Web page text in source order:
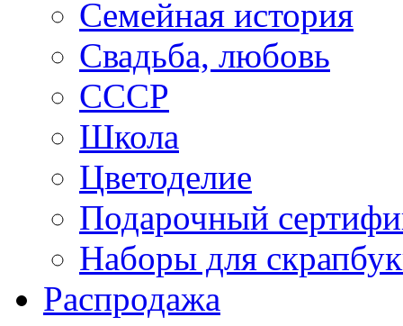
Семейная история
Свадьба, любовь
СССР
Школа
Цветоделие
Подарочный
Наборы для
Распродажа